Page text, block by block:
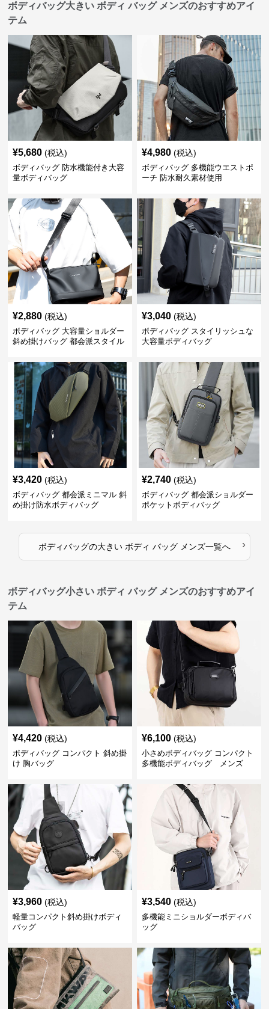
ボディバッグ大きい ボディ バッグ メンズのおすすめアイ
テム
¥5,680 (税込)
ボディバッグ 防水機能付き大容
量ボディバッグ
¥4,980 (税込)
ボディバッグ 多機能ウエストポ
ーチ 防水耐久素材使用
¥2,880 (税込)
ボディバッグ 大容量ショルダー
斜め掛けバッグ 都会派スタイル
¥3,040 (税込)
ボディバッグ スタイリッシュな
大容量ボディバッグ
¥3,420 (税込)
ボディバッグ 都会派ミニマル 斜
め掛け防水ボディバッグ
¥2,740 (税込)
ボディバッグ 都会派ショルダー
ポケットボディバッグ
ボディバッグの大きい ボディ バッグ メンズ一覧へ ›
ボディバッグ小さい ボディ バッグ メンズのおすすめアイ
テム
¥4,420 (税込)
ボディバッグ コンパクト 斜め掛
け 胸バッグ
¥6,100 (税込)
小さめボディバッグ コンパクト
多機能ボディバッグ メンズ
¥3,960 (税込)
軽量コンパクト斜め掛けボディ
バッグ
¥3,540 (税込)
多機能ミニショルダーボディバ
ッグ